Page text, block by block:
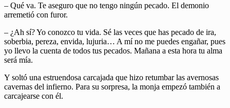
– Qué va. Te aseguro que no tengo ningún pecado. El demonio
arremetió con furor.
– ¿Ah sí? Yo conozco tu vida. Sé las veces que has pecado de ira,
soberbia, pereza, envida, lujuria… A mí no me puedes engañar, pues
yo llevo la cuenta de todos tus pecados. Mañana a esta hora tu alma
será mía.
Y soltó una estruendosa carcajada que hizo retumbar las avernosas
cavernas del infierno. Para su sorpresa, la monja empezó también a
carcajearse con él.